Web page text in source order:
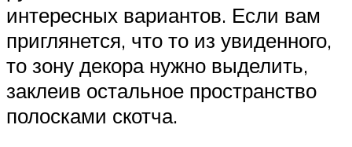
интересных вариантов. Если вам
приглянется, что то из увиденного,
то зону декора нужно выделить,
заклеив остальное пространство
полосками скотча.